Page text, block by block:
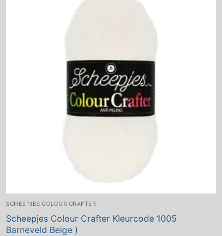
SCHEEPJES COLOUR CRAFTER
Scheepjes Colour Crafter Kleurcode 1005
Barneveld Beige )